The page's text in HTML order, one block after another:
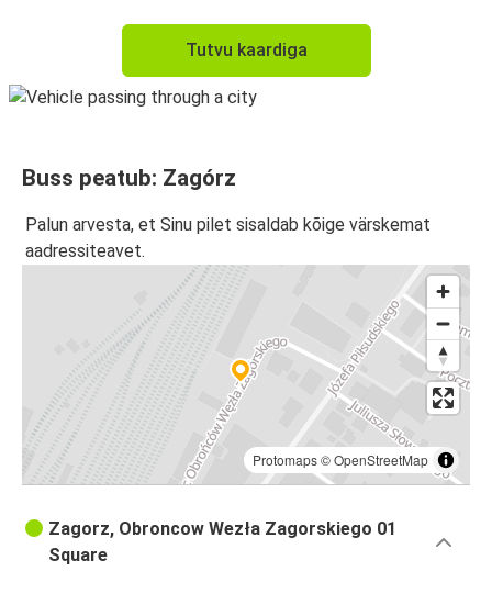
Tutvu kaardiga
Buss peatub: Zagórz
Palun arvesta, et Sinu pilet sisaldab kõige värskemat
aadressiteavet.
Protomaps©OpenStreetMap
Zagorz, Obroncow Wezła Zagorskiego 01
Square